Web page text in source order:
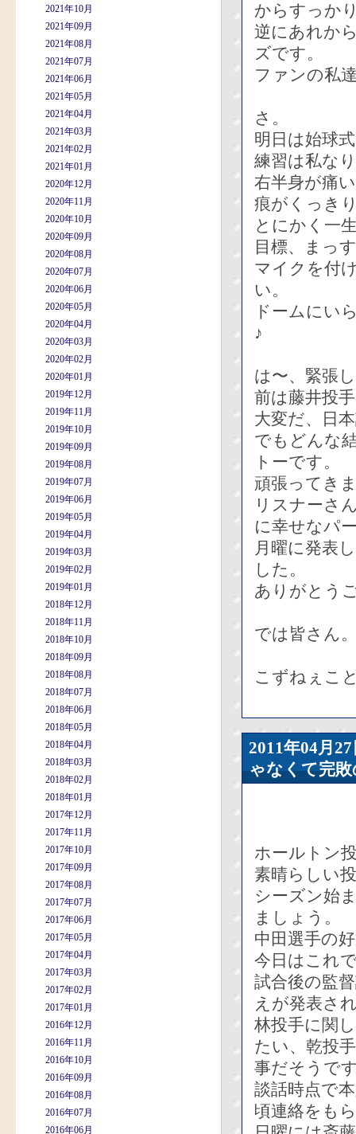
2021年10月
2021年09月
2021年08月
2021年07月
2021年06月
2021年05月
2021年04月
2021年03月
2021年02月
2021年01月
2020年12月
2020年11月
2020年10月
2020年09月
2020年08月
2020年07月
2020年06月
2020年05月
2020年04月
2020年03月
2020年02月
2020年01月
2019年12月
2019年11月
2019年10月
2019年09月
2019年08月
2019年07月
2019年06月
2019年05月
2019年04月
2019年03月
2019年02月
2019年01月
2018年12月
2018年11月
2018年10月
2018年09月
2018年08月
2018年07月
2018年06月
2018年05月
2018年04月
2018年03月
2018年02月
2018年01月
2017年12月
2017年11月
2017年10月
2017年09月
2017年08月
2017年07月
2017年06月
2017年05月
2017年04月
2017年03月
2017年02月
2017年01月
2016年12月
2016年11月
2016年10月
2016年09月
2016年08月
2016年07月
2016年06月
からすっか
逆にあれか
ズです。
ファンの私
さ。
明日は始球
練習は私な
右半身が痛
痕がくっき
とにかく一
目標、まっ
マイクを付
い。
ドームにい
♪
は〜、緊張
前は藤井投
大変だ、日
でもどんな
トーです。
頑張ってき
リスナーさ
に幸せなパ
月曜に発表
した。
ありがとう
では皆さん
こずねぇこ
2011年04
ゃなくて完敗
ホールトン
素晴らしい
シーズン始
ましょう。
中田選手の
今日はこれ
試合後の監
えが発表さ
林投手に関
たい、乾投
事だそうで
談話時点で
頃連絡をも